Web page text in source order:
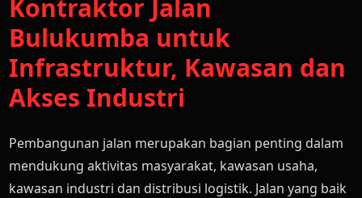
Kontraktor Jalan
Bulukumba untuk
Infrastruktur, Kawasan dan
Akses Industri
Pembangunan jalan merupakan bagian penting dalam
mendukung aktivitas masyarakat, kawasan usaha,
kawasan industri dan distribusi logistik. Jalan yang baik